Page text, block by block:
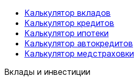
Калькулятор вкладов
Калькулятор кредитов
Калькулятор ипотеки
Калькулятор автокредитов
Калькулятор медстраховки
Вклады и инвестиции